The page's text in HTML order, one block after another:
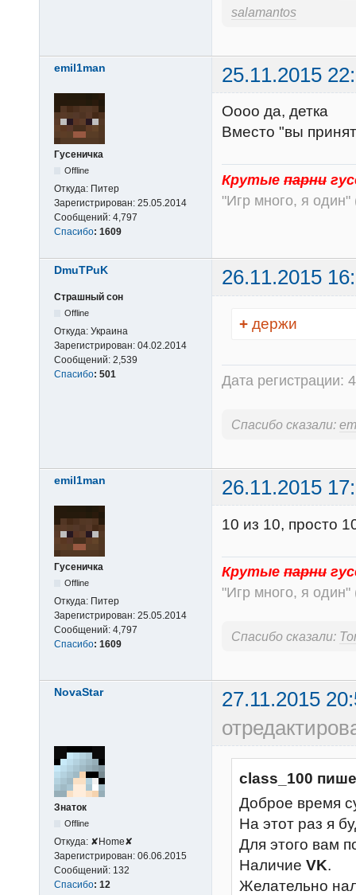
salamantos
emil1man 25.11.2015
Гусеничка
Offline
Откуда: Питер
Зарегистрирован: 25.05.2014
Сообщений: 4,797
Спасибо: 1609
Оооо да, детка
Вместо "вы
Крутые парни
"Игр много, я один"
DmuTPuK 26.11.2015
Страшный сон
Offline
Откуда: Украина
Зарегистрирован: 04.02.2014
Сообщений: 2,539
Спасибо: 501
+ держи
Дата регистрации:
Спасибо сказали:
emil1man 26.11.2015
Гусеничка
Offline
Откуда: Питер
Зарегистрирован: 25.05.2014
Сообщений: 4,797
Спасибо: 1609
10 из 10, просто
Крутые парни
"Игр много, я один"
Спасибо сказали:
NovaStar
27.11.2015
Знаток
Offline
Откуда: ✘Home✘
Зарегистрирован: 06.06.2015
Сообщений: 132
Спасибо: 12
class_100
Доброе время
На этот раз я
Для этого вам
Наличие VK.
Желательно